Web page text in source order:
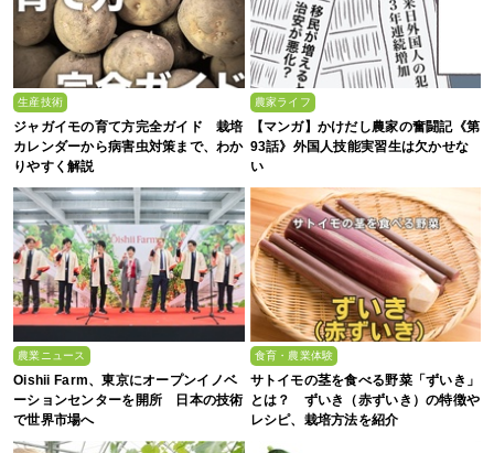
生産技術
ジャガイモの育て方完全ガイド 栽培
カレンダーから病害虫対策まで、わか
りやすく解説
農家ライフ
【マンガ】かけだし農家の奮闘記《第
93話》外国人技能実習生は欠かせな
い
農業ニュース
Oishii Farm、東京にオープンイノベ
ーションセンターを開所 日本の技術
で世界市場へ
食育・農業体験
サトイモの茎を食べる野菜「ずいき」
とは？ ずいき（赤ずいき）の特徴や
レシピ、栽培方法を紹介